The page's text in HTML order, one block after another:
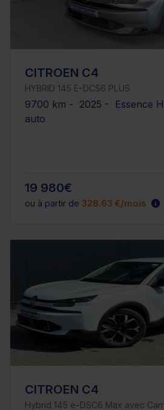
CITROEN C4
HYBRID 145 E-DCS6 PLUS
9700 km - 2025 - Essence
auto
19 980€
ou à partir de 328.63 €/mois
CITROEN C4
Hybrid 145 e-DSC6 Max avec